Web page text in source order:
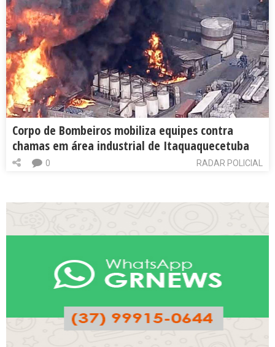
Corpo de Bombeiros mobiliza equipes contra
chamas em área industrial de Itaquaquecetuba
RADAR POLICIAL
0